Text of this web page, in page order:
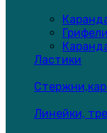
Грифели
Ластики
Линейки,